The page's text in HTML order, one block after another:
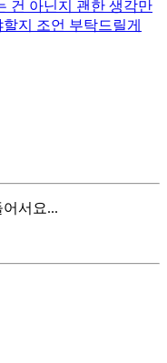
건 아닌지 괜한 생각만
지 조언 부탁드릴게
서요...